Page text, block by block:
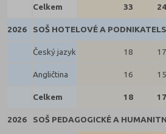
Celkem 33 24
2026 SOŠ HOTELOVÉ A
Český jazyk 18 17
Angličtina 16 15
Celkem 18 17
2026 SOŠ PEDAGOGICKÉ A